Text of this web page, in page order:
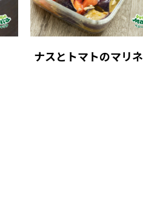
ナスとトマトのマリネ